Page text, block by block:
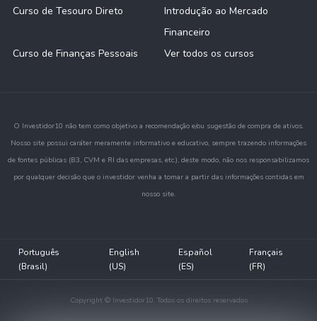
Curso de Tesouro Direto
Introdução ao Mercado
Financeiro
Curso de Finanças Pessoais
Ver todos os cursos
O Investidor10 não tem como objetivo a recomendação e/ou sugestão de compra de ativos.
Nosso site possui caráter meramente informativo e educativo, sempre trazendo informações
de fontes públicas (B3, CVM e RI das empresas, etc.), deste modo, não nos responsabilizamos
por qualquer decisão que o investidor venha a tomar a partir das informações contidas em
nosso site.
Português
(Brasil)
English
(US)
Español
(ES)
Français
(FR)
Copyright © Investidor10. Todos os direitos reservados